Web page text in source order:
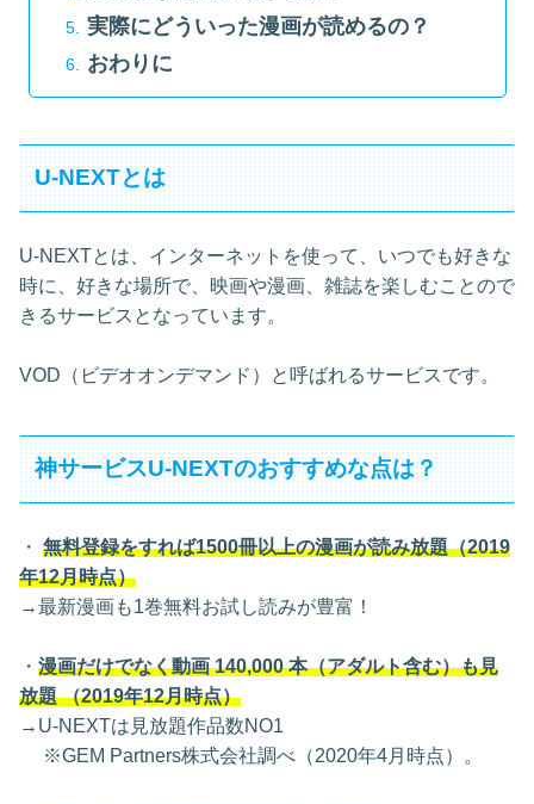
実際にどういった漫画が読めるの？
おわりに
U-NEXTとは
U-NEXTとは、インターネットを使って、いつでも好きな
時に、好きな場所で、映画や漫画、雑誌を楽しむことので
きるサービスとなっています。
VOD（ビデオオンデマンド）と呼ばれるサービスです。
神サービスU-NEXTのおすすめな点は？
・ 無料登録をすれば1500冊以上の漫画が読み放題（2019
年12月時点）
→最新漫画も1巻無料お試し読みが豊富！
・ 漫画だけでなく動画 140,000 本（アダルト含む）も見
放題 （2019年12月時点）
→U-NEXTは見放題作品数NO1
※GEM Partners株式会社調べ（2020年4⽉時点）。